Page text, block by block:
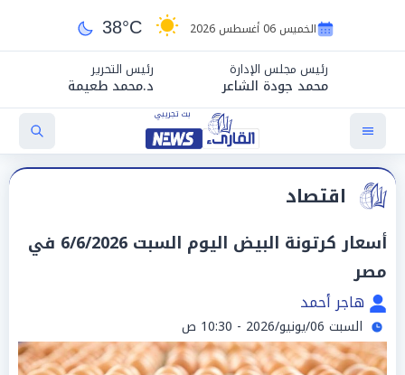
الخميس 06 أغسطس 2026 38°C
رئيس مجلس الإدارة
محمد جودة الشاعر
رئيس التحرير
د.محمد طعيمة
اقتصاد
أسعار كرتونة البيض اليوم السبت 6/6/2026 في
مصر
هاجر أحمد
السبت 06/يونيو/2026 - 10:30 ص